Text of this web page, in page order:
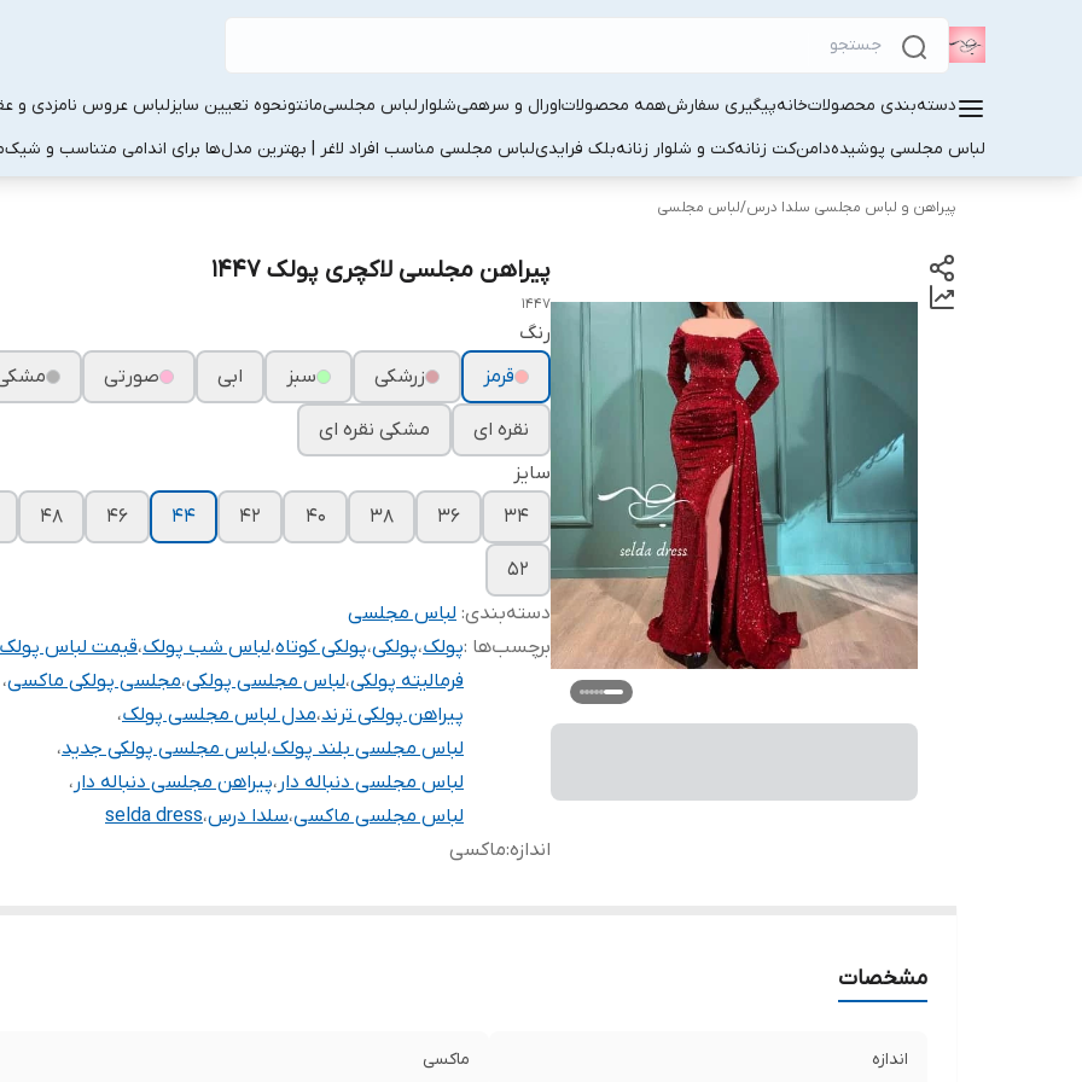
دسته‌بندی محصولاتخانهپیگیری سفارشهمه محصولاتاورال و سرهمیشلوارلباس مجلسیمانتونحوه تعیین سایزلباس عروس نامزدی و
لباس مجلسی پوشیدهدامنکت زنانهکت و شلوار زنانهبلک فرایدیلباس مجلسی مناسب افراد لاغر | بهترین مدل‌ها برای اندامی متناسب و شیک
پیراهن و لباس مجلسی سلدا درس/لباس مجلسی
پیراهن مجلسی لاکچری پولک ۱۴۴۷
1447
رنگ
قرمز
زرشکی سبز ابی صورتی
نقره ای
مشکی نقره ای
سایز
۳۴
۳۶ ۳۸ ۴۰ ۴۲ ۴۴ ۴۶ ۴۸
۵۲
دسته‌بندی: لباس مجلسی
برچسب‌ها :پولک،پولکی،پولکی کوتاه،لباس شب پولک،قیمت لباس پولک
فرمالیته پولکی،لباس مجلسی پولکی،مجلسی پولکی ماکسی،
پیراهن پولکی ترند،مدل لباس مجلسی پولک،
لباس مجلسی بلند پولک،لباس مجلسی پولکی جدید،
لباس مجلسی دنباله دار ،پیراهن مجلسی دنباله دار ،
لباس مجلسی ماکسی،سلدا درس،selda dress
اندازه:ماکسی
مشخصات
اندازه ماکسی